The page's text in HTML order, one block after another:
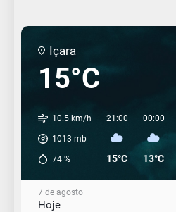
Içara
15°C
10.5 km/h
1013 mb
74 %
21:00
15°C
00:00
13°C
7 de agosto
Hoje